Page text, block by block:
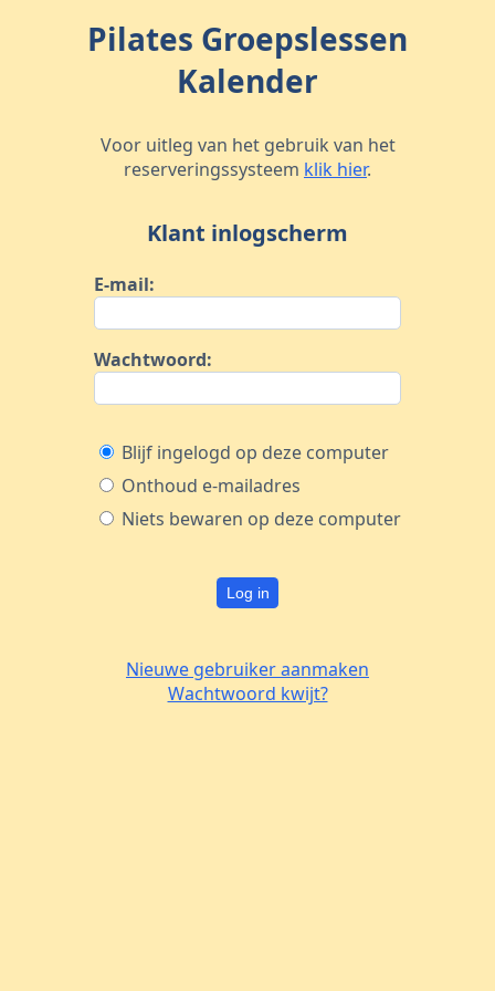
Pilates Groepslessen
Kalender
Voor uitleg van het gebruik van het
reserveringssysteem klik hier.
Klant inlogscherm
E-mail:
Wachtwoord:
Blijf ingelogd op deze computer
Onthoud e-mailadres
Niets bewaren op deze computer
Log in
Nieuwe gebruiker aanmaken
Wachtwoord kwijt?